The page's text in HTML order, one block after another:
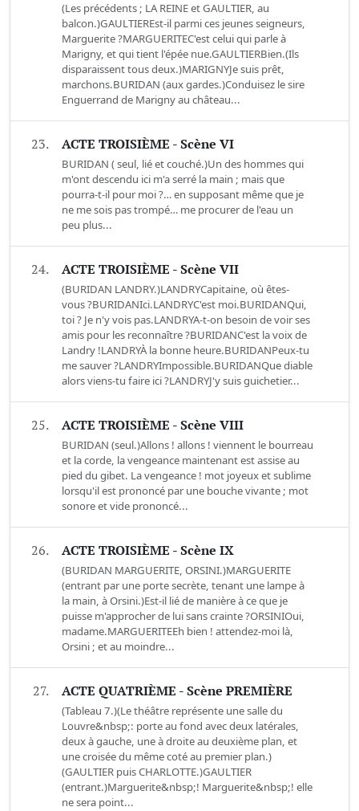
(Les précédents ; LA REINE et GAULTIER, au
balcon.)GAULTIEREst-il parmi ces jeunes seigneurs,
Marguerite ?MARGUERITEC'est celui qui parle à
Marigny, et qui tient l'épée nue.GAULTIERBien.(Ils
disparaissent tous deux.)MARIGNYJe suis prêt,
marchons.BURIDAN (aux gardes.)Conduisez le sire
Enguerrand de Marigny au château...
23. ACTE TROISIÈME - Scène VI
BURIDAN ( seul, lié et couché.)Un des hommes qui
m'ont descendu ici m'a serré la main ; mais que
pourra-t-il pour moi ?… en supposant même que je
ne me sois pas trompé… me procurer de l'eau un
peu plus...
24. ACTE TROISIÈME - Scène VII
(BURIDAN LANDRY.)LANDRYCapitaine, où êtes-
vous ?BURIDANIci.LANDRYC'est moi.BURIDANQui,
toi ? Je n'y vois pas.LANDRYA-t-on besoin de voir ses
amis pour les reconnaître ?BURIDANC'est la voix de
Landry !LANDRYÀ la bonne heure.BURIDANPeux-tu
me sauver ?LANDRYImpossible.BURIDANQue diable
alors viens-tu faire ici ?LANDRYJ'y suis guichetier...
25. ACTE TROISIÈME - Scène VIII
BURIDAN (seul.)Allons ! allons ! viennent le bourreau
et la corde, la vengeance maintenant est assise au
pied du gibet. La vengeance ! mot joyeux et sublime
lorsqu'il est prononcé par une bouche vivante ; mot
sonore et vide prononcé...
26. ACTE TROISIÈME - Scène IX
(BURIDAN MARGUERITE, ORSINI.)MARGUERITE
(entrant par une porte secrète, tenant une lampe à
la main, à Orsini.)Est-il lié de manière à ce que je
puisse m'approcher de lui sans crainte ?ORSINIOui,
madame.MARGUERITEEh bien ! attendez-moi là,
Orsini ; et au moindre...
27. ACTE QUATRIÈME - Scène PREMIÈRE
(Tableau 7.)(Le théâtre représente une salle du
Louvre&nbsp;: porte au fond avec deux latérales,
deux à gauche, une à droite au deuxième plan, et
une croisée du même coté au premier plan.)
(GAULTIER puis CHARLOTTE.)GAULTIER
(entrant.)Marguerite&nbsp;! Marguerite&nbsp;! elle
ne sera point...